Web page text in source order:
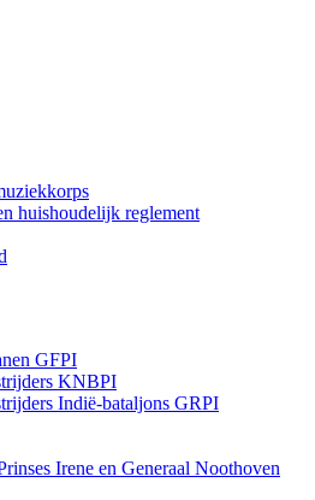
huishoudelijk reglement
GFPI
KNBPI
Indië-bataljons GRPI
Irene en Generaal Noothoven